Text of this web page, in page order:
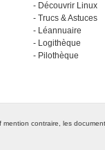
Découvrir Linux
Trucs & Astuces
Léannuaire
Logithèque
Pilothèque
mention contraire, les